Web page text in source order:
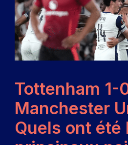
Tottenham 1-
Manchester
Quels ont été